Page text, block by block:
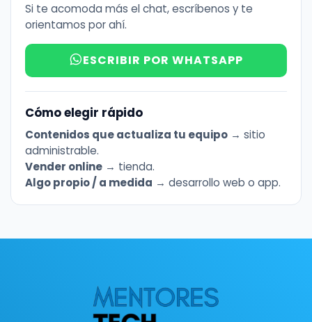
Si te acomoda más el chat, escríbenos y te
orientamos por ahí.
ESCRIBIR POR WHATSAPP
Cómo elegir rápido
Contenidos que actualiza tu equipo → sitio
administrable.
Vender online → tienda.
Algo propio / a medida → desarrollo web o app.